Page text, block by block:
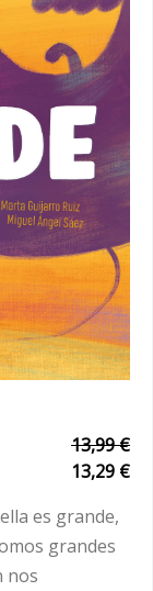
13,99 €
13,29 €
es grande,
grandes
nos